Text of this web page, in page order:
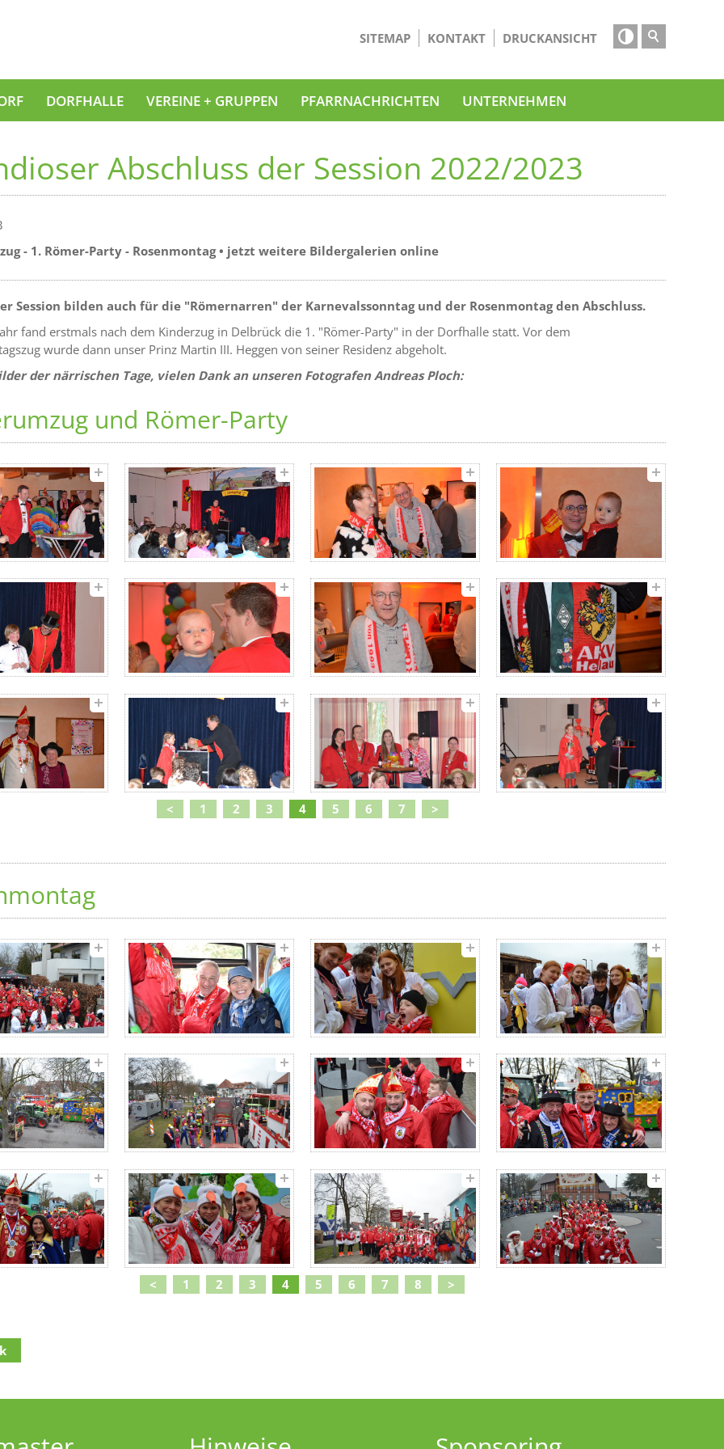

SITEMAP KONTAKT DRUCKANSICHT
DORFHALLE VEREINE + GRUPPEN PFARRNACHRICHTEN UNTERNEHMEN
Abschluss der Session 2022/2023
- 1. Römer-Party - Rosenmontag • jetzt weitere Bildergalerien online
Session bilden auch für die "Römernarren" der Karnevalssonntag und der Rosenmontag den Abschluss.
fand erstmals nach dem Kinderzug in Delbrück die 1. "Römer-Party" in der Dorfhalle statt. Vor dem
wurde dann unser Prinz Martin III. Heggen von seiner Residenz abgeholt.
der närrischen Tage, vielen Dank an unseren Fotografen Andreas Ploch:
und Römer-Party
< 1 2 3 4 5 6 7 >
< 1 2 3 4 5 6 7 8 >
(Access key h)